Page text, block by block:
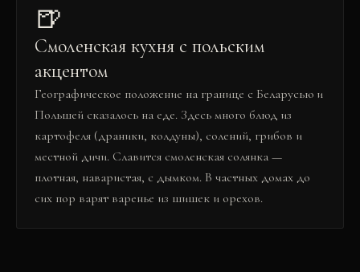
🍺
Смоленская кухня с польским
акцентом
Географическое положение на границе с Беларусью и
Польшей сказалось на еде. Здесь много блюд из
картофеля (драники, колдуны), солений, грибов и
местной дичи. Славится смоленская солянка —
плотная, наваристая, с дымком. В частных домах до
сих пор варят варенье из шишек и орехов.